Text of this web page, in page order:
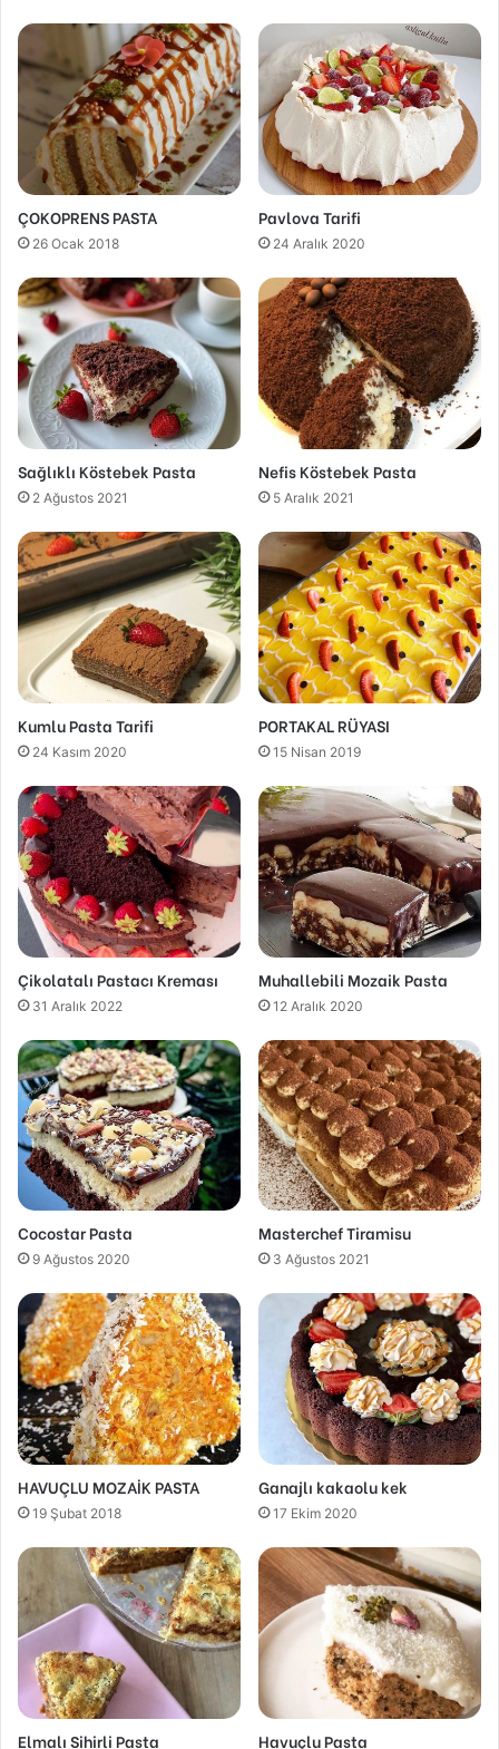
ÇOKOPRENS PASTA
26 Ocak 2018
Pavlova Tarifi
24 Aralık 2020
Sağlıklı Köstebek Pasta
2 Ağustos 2021
Nefis Köstebek Pasta
5 Aralık 2021
Kumlu Pasta Tarifi
24 Kasım 2020
PORTAKAL RÜYASI
15 Nisan 2019
Çikolatalı Pastacı Kreması
31 Aralık 2022
Muhallebili Mozaik Pasta
12 Aralık 2020
Cocostar Pasta
9 Ağustos 2020
Masterchef Tiramisu
3 Ağustos 2021
HAVUÇLU MOZAİK PASTA
19 Şubat 2018
Ganajlı kakaolu kek
17 Ekim 2020
Elmalı Sihirli Pasta Havuçlu Pasta